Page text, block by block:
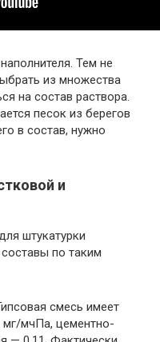
Тем не
из множества
на состав раствора.
песок из берегов
в состав, нужно
и
штукатурки
по таким
смесь имеет
мг/мчПа, цементно-